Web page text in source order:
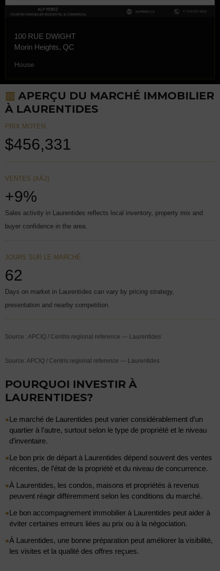
100 RUE DWIGHT
Morin Heights, QC
House
▥ APERÇU DU MARCHÉ IMMOBILIER
À LAURENTIDES
PRIX MOYEN
$456,331
VENTES (AÀJ)
+9%
Sales activity in Laurentides reflects local inventory, property mix and
buyer confidence in the area.
JOURS SUR LE MARCHÉ
62
Days on market in Laurentides can vary by pricing strategy,
presentation and nearby competition.
Source : APCIQ / Centris regional reference — Laurentides
Source: APCIQ / Centris regional reference — Laurentides
POURQUOI INVESTIR À
LAURENTIDES?
●Le marché de Laurentides peut varier considérablement d’un
quartier à l’autre, surtout selon le type de propriété et le niveau
d’inventaire.
●Le bon prix de départ à Laurentides dépend souvent des ventes
récentes, de l’état de la propriété et du niveau de concurrence.
●À Laurentides, les condos, maisons et propriétés à revenus
peuvent réagir différemment selon les conditions du marché.
●Le bon accompagnement immobilier à Laurentides peut aider à
éviter certaines erreurs liées au prix ou à la négociation.
●À Laurentides, une bonne préparation peut améliorer la visibilité,
les visites et la qualité des offres reçues.